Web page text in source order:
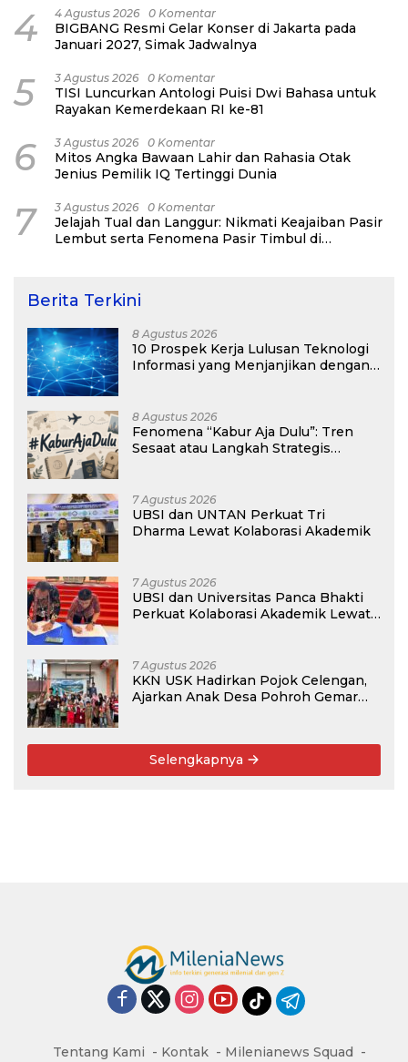
4 4 Agustus 2026 0 Komentar
BIGBANG Resmi Gelar Konser di Jakarta pada
Januari 2027, Simak Jadwalnya
5 3 Agustus 2026 0 Komentar
TISI Luncurkan Antologi Puisi Dwi Bahasa untuk
Rayakan Kemerdekaan RI ke-81
6 3 Agustus 2026 0 Komentar
Mitos Angka Bawaan Lahir dan Rahasia Otak
Jenius Pemilik IQ Tertinggi Dunia
7 3 Agustus 2026 0 Komentar
Jelajah Tual dan Langgur: Nikmati Keajaiban Pasir
Lembut serta Fenomena Pasir Timbul di
Berita Terkini
8 Agustus 2026
10 Prospek Kerja Lulusan Teknologi
Informasi yang Menjanjikan dengan
8 Agustus 2026
Fenomena “Kabur Aja Dulu”: Tren
Sesaat atau Langkah Strategis
7 Agustus 2026
UBSI dan UNTAN Perkuat Tri
Dharma Lewat Kolaborasi Akademik
7 Agustus 2026
UBSI dan Universitas Panca Bhakti
Perkuat Kolaborasi Akademik Lewat
7 Agustus 2026
KKN USK Hadirkan Pojok Celengan,
Ajarkan Anak Desa Pohroh Gemar
Selengkapnya
Tentang Kami Kontak Milenianews Squad